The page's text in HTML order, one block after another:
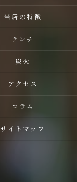
当店の特徴
ランチ
炭火
アクセス
コラム
サイトマップ